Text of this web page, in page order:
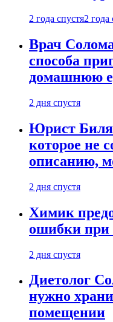
2 года спустя2 года
Врач
способа
домашнюю
2 дня спустя
Юрист
которое не
описанию,
2 дня спустя
Химик
ошибки при
2 дня спустя
Диетолог
нужно
помещении